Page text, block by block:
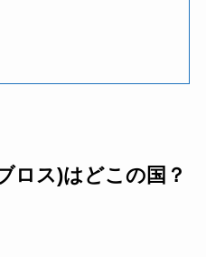
ロス)はどこの国？